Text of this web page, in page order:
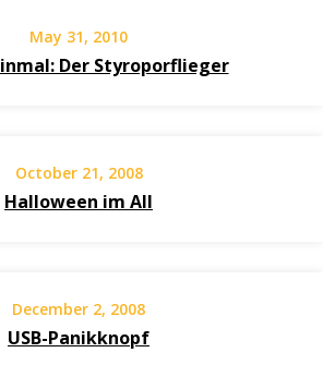
May 31, 2010
Der Styroporflieger
October 21, 2008
Halloween im All
December 2, 2008
USB-Panikknopf